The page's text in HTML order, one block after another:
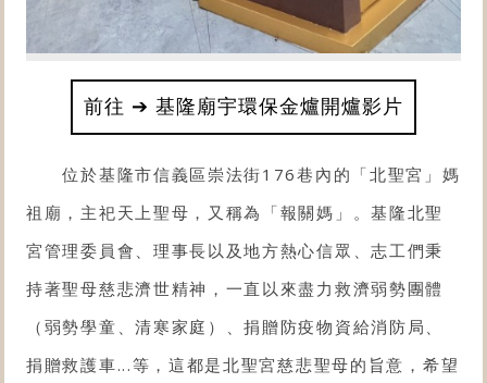
前往 ➔ 基隆廟宇環保金爐開爐影片
位於基隆市信義區崇法街176巷內的「北聖宮 」媽
祖廟，主祀天上聖母，又稱為「報關媽」。基隆北聖
宮管理委員會、理事長以及地方熱心信眾、志工們秉
持著聖母慈悲濟世精神，一直以來盡力救濟弱勢團體
（弱勢學童、清寒家庭）、捐贈防疫物資給消防局、
捐贈救護車...等，這都是北聖宮慈悲聖母的旨意，希望